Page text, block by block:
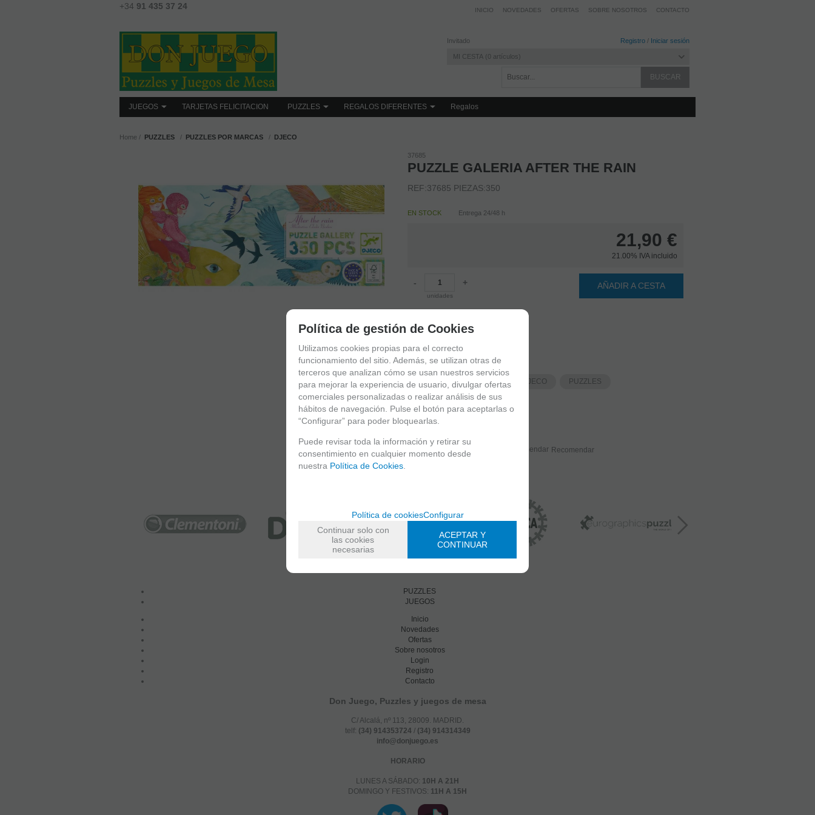
+34 91 435 37 24
Invitado Registro / Iniciar sesión
MI CESTA 0 artículos
INICIO NOVEDADES OFERTAS SOBRE NOSOTROS CONTACTO
JUEGOS TARJETAS FELICITACION PUZZLES REGALOS DIFERENTES Regalos
Home PUZZLES PUZZLES POR MARCAS DJECO
37685
PUZZLE GALERIA AFTER THE RAIN
REF:37685 PIEZAS:350
EN STOCK Entrega 24/48 h
21,90 €
21.00% IVA incluido
-
unidades
+ AÑADIR A CESTA
9+
350
FAMILIAS RELACIONADAS
PUZZLES POR MARCAS
DJECO PUZZLES
FECHA DE LANZAMIENTO
Jueves, 21 Mayo 2026
Solicitar más info Recomendar
PUZZLES
JUEGOS
Inicio
Novedades
Ofertas
Sobre nosotros
Login
Registro
Contacto
Don Juego, Puzzles y juegos de mesa
C/ Alcalá, nº 113, 28009. MADRID.
telf: (34) 914353724/ (34) 914314349
info@donjuego.es
HORARIO
LUNES A SÁBADO: 10H A 21H
DOMINGO Y FESTIVOS: 11H A 15H
Política de gestión de Cookies
Utilizamos cookies propias para el correcto
funcionamiento del sitio. Además, se utilizan otras de
terceros que analizan cómo se usan nuestros servicios
para mejorar la experiencia de usuario, divulgar ofertas
comerciales personalizadas o realizar análisis de sus
hábitos de navegación. Pulse el botón para aceptarlas o
“Configurar” para poder bloquearlas.
Puede revisar toda la información y retirar su
consentimiento en cualquier momento desde
nuestra Política de Cookies
Política de cookiesConfigurar
Continuar solo con
las cookies
necesarias
ACEPTAR Y
CONTINUAR